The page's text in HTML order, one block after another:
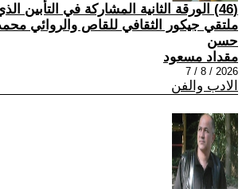
(46) الورقة الثانية المشاركة في التأبين
ملتقي جيكور الثقافي للقاص والروائي
حسن
مقداد مسعود
2026 / 8 / 7
الادب والفن